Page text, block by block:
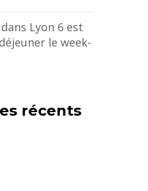
Lyon 6 est
le week-
récents